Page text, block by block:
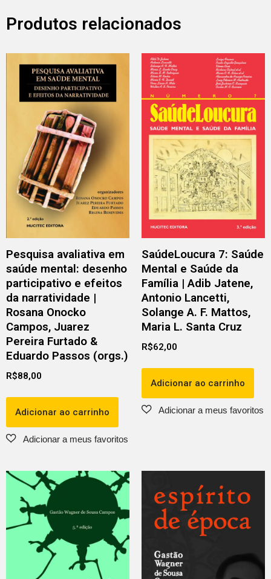
Produtos relacionados
Pesquisa avaliativa em
saúde mental: desenho
participativo e efeitos
da narratividade |
Rosana Onocko
Campos, Juarez
Pereira Furtado &
Eduardo Passos (orgs.)
R$88,00
Adicionar ao carrinho
SaúdeLoucura 7: Saúde
Mental e Saúde da
Família | Adib Jatene,
Antonio Lancetti,
Solange A. F. Mattos,
Maria L. Santa Cruz
R$62,00
Adicionar ao carrinho